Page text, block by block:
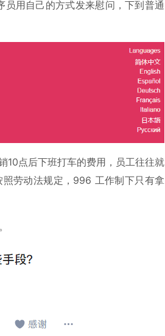
用自己的方式发来慰问，下到普通
10点后下班打车的费用，员工往往就
劳动法规定，996 工作制下只有拿